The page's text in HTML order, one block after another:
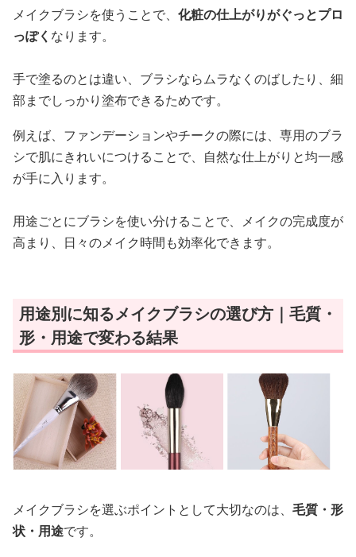
メイクブラシを使うことで、 化粧の仕上がりがぐっとプロ
っぽく なります。
手で塗るのとは違い、ブラシならムラなくのばしたり、細
部までしっかり塗布できるためです。
例えば、ファンデーションやチークの際には、専用のブラ
シで肌にきれいにつけることで、自然な仕上がりと均一感
が手に入ります。
用途ごとにブラシを使い分けることで、メイクの完成度が
高まり、日々のメイク時間も効率化できます。
用途別に知るメイクブラシの選び方｜毛質・
形・用途で変わる結果
メイクブラシを選ぶポイントとして大切なのは、 毛質・形
状・用途です。